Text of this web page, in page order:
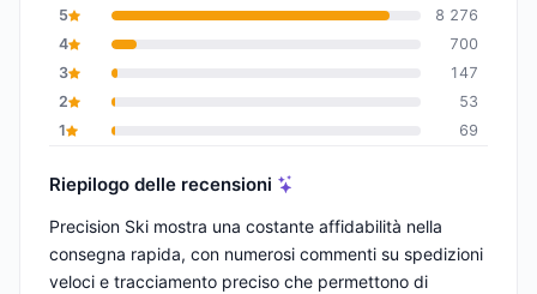
5
8 276
4
700
3
147
2
53
1
69
Riepilogo delle recensioni
Precision Ski mostra una costante affidabilità nella
consegna rapida, con numerosi commenti su spedizioni
veloci e tracciamento preciso che permettono di